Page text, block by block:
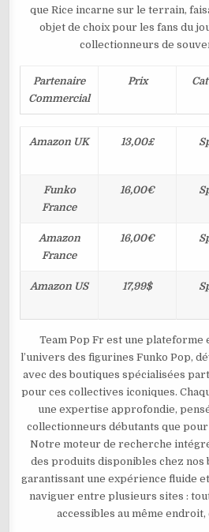
que Rice incarne sur le terrain,
objet de choix pour les fans du
collectionneurs de
Partenaire
Commercial
Prix
Amazon UK 13,00£
Funko
France
16,00€
Amazon
France
16,00€
Amazon US 17,99$
Team Pop Fr est une plateforme
l’univers des figurines Funko Pop,
avec des boutiques spécialisées
pour ces collectives iconiques.
une expertise approfondie,
collectionneurs débutants que
Notre moteur de recherche
des produits disponibles chez nos
garantissant une expérience fluide
naviguer entre plusieurs sites :
accessibles au même endroit,